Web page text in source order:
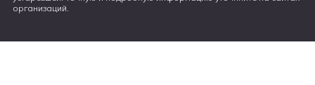
организаций.